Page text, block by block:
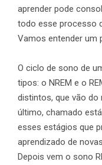
aprender pode
todo esse processo
Vamos entender um
O ciclo de sono de
tipos: o NREM e o
distintos, que vão
último, chamado
esses estágios que
aprendizado de
Depois vem o sono